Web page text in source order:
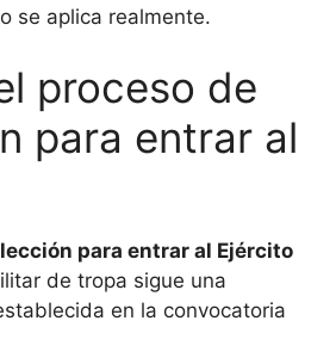
se aplica realmente.
proceso de
para entrar al
para entrar al Ejército
de tropa sigue una
en la convocatoria